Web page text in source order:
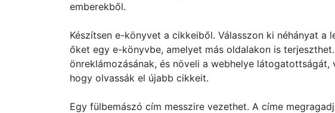
emberekből.
Készítsen e-könyvet a cikkeiből. Válasszon ki néhányat
őket egy e-könyvbe, amelyet más oldalakon is
önreklámozásának, és növeli a webhelye
hogy olvassák el újabb cikkeit.
Egy fülbemászó cím messzire vezethet. A címe